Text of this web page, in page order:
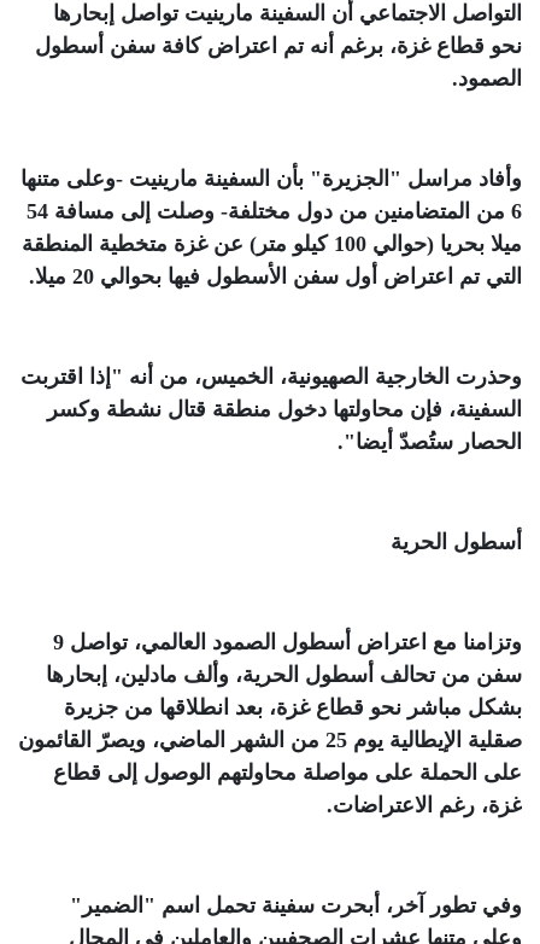
التواصل الاجتماعي أن السفينة مارينيت تواصل إبحارها
نحو قطاع غزة، برغم أنه تم اعتراض كافة سفن أسطول
الصمود.
وأفاد مراسل "الجزيرة" بأن السفينة مارينيت -وعلى متنها
6 من المتضامنين من دول مختلفة- وصلت إلى مسافة 54
ميلا بحريا (حوالي 100 كيلو متر) عن غزة متخطية المنطقة
التي تم اعتراض أول سفن الأسطول فيها بحوالي 20 ميلا
.
وحذرت الخارجية الصهيونية، الخميس، من أنه "إذا اقتربت
السفينة، فإن محاولتها دخول منطقة قتال نشطة وكسر
الحصار ستُصدّ أيضا".
أسطول الحرية
وتزامنا مع اعتراض أسطول الصمود العالمي، تواصل 9
سفن من تحالف أسطول الحرية، وألف مادلين، إبحارها
بشكل مباشر نحو قطاع غزة، بعد انطلاقها من جزيرة
صقلية الإيطالية يوم 25 من الشهر الماضي، ويصرّ القائمون
على الحملة على مواصلة محاولتهم الوصول إلى قطاع
غزة، رغم الاعتراضات.
وفي تطور آخر، أبحرت سفينة تحمل اسم "الضمير"
وعلى متنها عشرات الصحفيين والعاملين في المجال